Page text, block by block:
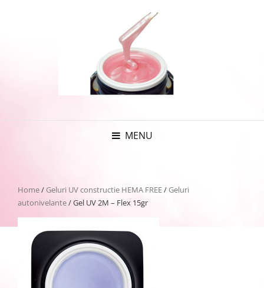
MENU
Home/Geluri UV constructie HEMA FREE/Geluri
autonivelante/ Gel UV 2M – Flex 15gr